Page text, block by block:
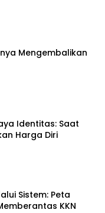
Mengembalikan
Identitas: Saat
Harga Diri
Sistem: Peta
KKN